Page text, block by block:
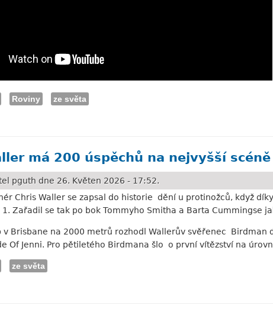
Roviny
ze světa
má 200 úspěchů na nejvyšší scéně
pguth dne 26. Květen 2026 - 17:52.
Chris Waller se zapsal do historie dění u protinožců, když
Zařadil se tak po bok Tommyho Smitha a Barta Cummingse
v Brisbane na 2000 metrů rozhodl Wallerův svěřenec
Of Jenni. Pro pětiletého Birdmana šlo o první vítězství na
ze světa